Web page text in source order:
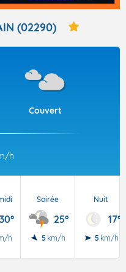
(02290)
Couvert
h
30°
h
Soirée
25°
5 km/h
Nuit
17°
5 km/h